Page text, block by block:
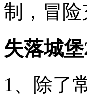
制，冒
失落城
1、除了